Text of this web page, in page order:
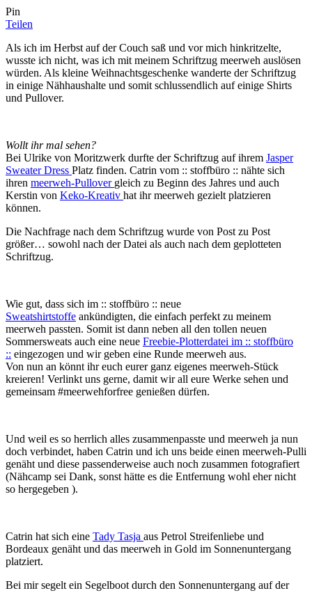
Pin
Teilen
Als ich im Herbst auf der Couch saß und vor mich hinkritzelte,
wusste ich nicht, was ich mit meinem Schriftzug meerweh auslösen
würden. Als kleine Weihnachtsgeschenke wanderte der Schriftzug
in einige Nähhaushalte und somit schlussendlich auf einige Shirts
und Pullover.
Wollt ihr mal sehen?
Bei Ulrike von Moritzwerk durfte der Schriftzug auf ihrem Jasper
Sweater Dress Platz finden. Catrin vom :: stoffbüro :: nähte sich
ihren meerweh-Pullover gleich zu Beginn des Jahres und auch
Kerstin von Keko-Kreativ hat ihr meerweh gezielt platzieren
können.
Die Nachfrage nach dem Schriftzug wurde von Post zu Post
größer… sowohl nach der Datei als auch nach dem geplotteten
Schriftzug.
Wie gut, dass sich im :: stoffbüro :: neue
Sweatshirtstoffe ankündigten, die einfach perfekt zu meinem
meerweh passten. Somit ist dann neben all den tollen neuen
Sommersweats auch eine neue Freebie-Plotterdatei im :: stoffbüro
:: eingezogen und wir geben eine Runde meerweh aus.
Von nun an könnt ihr euch eurer ganz eigenes meerweh-Stück
kreieren! Verlinkt uns gerne, damit wir all eure Werke sehen und
gemeinsam #meerwehforfree genießen dürfen.
Und weil es so herrlich alles zusammenpasste und meerweh ja nun
doch verbindet, haben Catrin und ich uns beide einen meerweh-Pulli
genäht und diese passenderweise auch noch zusammen fotografiert
(Nähcamp sei Dank, sonst hätte es die Entfernung wohl eher nicht
so hergegeben ).
Catrin hat sich eine Tady Tasja aus Petrol Streifenliebe und
Bordeaux genäht und das meerweh in Gold im Sonnenuntergang
platziert.
Bei mir segelt ein Segelboot durch den Sonnenuntergang auf der